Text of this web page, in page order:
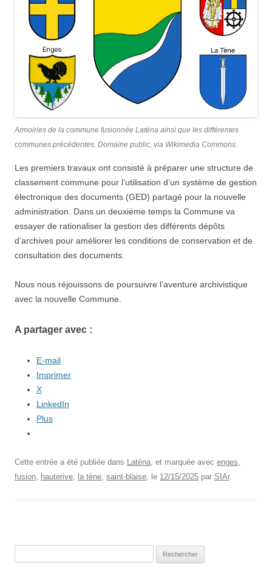
Armoiries de la commune fusionnée Laténa ainsi que les différentes
communes précédentes. Domaine public, via Wikimedia Commons.
Les premiers travaux ont consisté à préparer une structure de
classement commune pour l’utilisation d’un système de gestion
électronique des documents (GED) partagé pour la nouvelle
administration. Dans un deuxième temps la Commune va
essayer de rationaliser la gestion des différents dépôts
d’archives pour améliorer les conditions de conservation et de
consultation des documents.
Nous nous réjouissons de poursuivre l’aventure archivistique
avec la nouvelle Commune.
A partager avec :
E-mail
Imprimer
X
LinkedIn
Plus
Cette entrée a été publiée dans Laténa, et marquée avec enges,
fusion, hauterive, la tène, saint-blaise, le 12/15/2025 par SIAr.